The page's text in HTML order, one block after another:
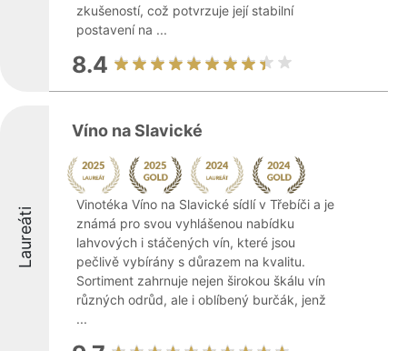
zkušeností, což potvrzuje její stabilní
postavení na ...
8.4
Laureáti
Víno na Slavické
Vinotéka Víno na Slavické sídlí v Třebíči a je
známá pro svou vyhlášenou nabídku
lahvových i stáčených vín, které jsou
pečlivě vybírány s důrazem na kvalitu.
Sortiment zahrnuje nejen širokou škálu vín
různých odrůd, ale i oblíbený burčák, jenž
...